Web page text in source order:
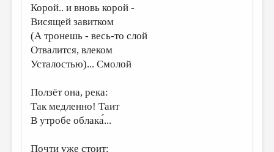
ОТДЕЛЫ И РУБРИКИ
ИЗБРАННОЕ
ДАЙДЖЕСТ
ПЕРЕВОДЫ
КОНКУРСЫ
ДЕТСКАЯ КОМНАТА
Корой.. и вновь корой -
Висящей завитком
(А тронешь - весь-то слой
Отвалится, влеком
Усталостью)... Смолой
Ползёт она, река:
Так медленно! Таит
В утробе облака́...
Почти уже стоит: